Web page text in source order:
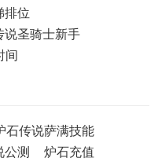
排位
说圣骑士新手
间
石传说萨满技能
公测 炉石充值